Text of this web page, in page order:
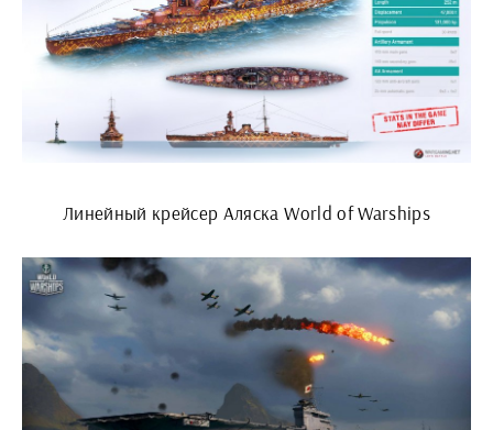
Линейный крейсер Аляска World of Warships